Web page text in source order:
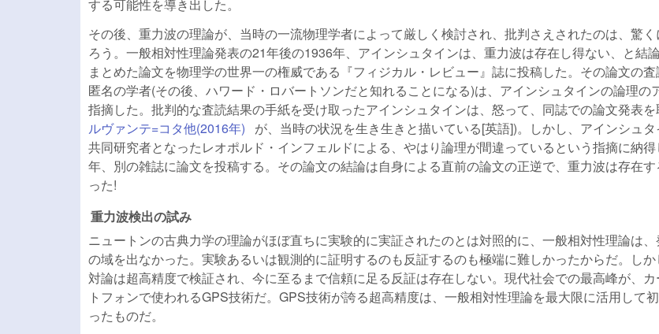
する可能性を導き出した。
その後、重力波の理論が、当時の一流物理学者によって厳しく検討され、批判さえされたのは、驚
ろう。一般相対性理論発表の21年後の1936年、アインシュタインは、重力波は存在し得ない、と結
まとめた論文を物理学の世界一の権威である『フィジカル・レビュー』誌に投稿した。その論文の
匿名の学者(その後、ハワード・ロバートソンだと知れることになる)は、アインシュタインの論理の
指摘した。批判的な査読結果の手紙を受け取ったアインシュタインは、怒って、同誌での論文発表
ルヴァンテ=コタ他(2016年) (link is external)
が、当時の状況を生き生きと描いている[英語])。しかし、アインシュ
共同研究者となったレオポルド・インフェルドによる、やはり論理が間違っているという指摘に納
年、別の雑誌に論文を投稿する。その論文の結論は自身による直前の論文の正逆で、重力波は存在
った!
重力波検出の試み
ニュートンの古典力学の理論がほぼ直ちに実験的に実証されたのとは対照的に、一般相対性理論は
の域を出なかった。実験あるいは観測的に証明するのも反証するのも極端に難しかったからだ。し
対論は超高精度で検証され、今に至るまで信頼に足る反証は存在しない。現代社会での最高峰が、
トフォンで使われるGPS技術だ。GPS技術が誇る超高精度は、一般相対性理論を最大限に活用して
ったものだ。